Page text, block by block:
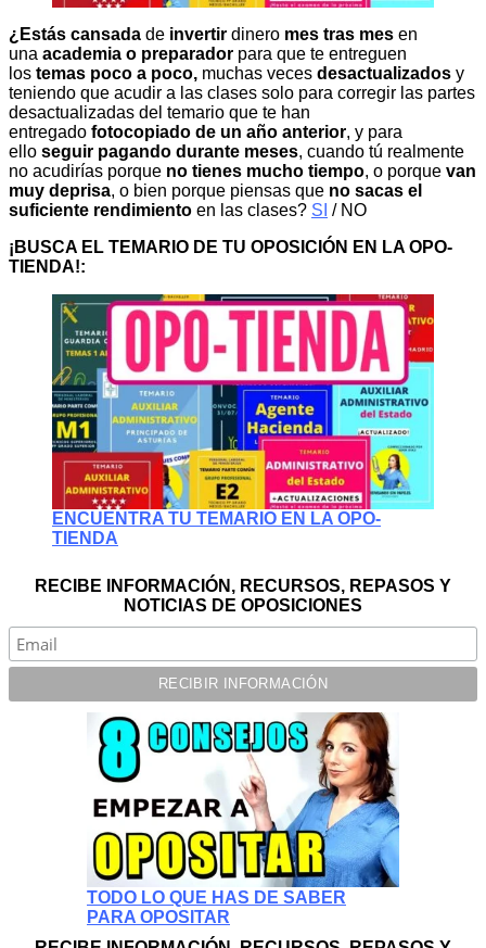
¿Estás cansada de invertir dinero mes tras mes en
una academia o preparador para que te entreguen
los temas poco a poco, muchas veces desactualizados y
teniendo que acudir a las clases solo para corregir las partes
desactualizadas del temario que te han
entregado fotocopiado de un año anterior, y para
ello seguir pagando durante meses, cuando tú realmente
no acudirías porque no tienes mucho tiempo, o porque van
muy deprisa, o bien porque piensas que no sacas el
suficiente rendimiento en las clases? SI / NO
¡BUSCA EL TEMARIO DE TU OPOSICIÓN EN LA OPO-
TIENDA!:
ENCUENTRA TU TEMARIO EN LA OPO-
TIENDA
RECIBE INFORMACIÓN, RECURSOS, REPASOS Y
NOTICIAS DE OPOSICIONES
TODO LO QUE HAS DE SABER
PARA OPOSITAR